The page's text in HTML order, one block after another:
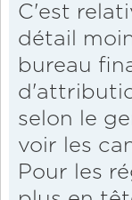
C'est
détail
bureau
selon le
voir les
Pour les